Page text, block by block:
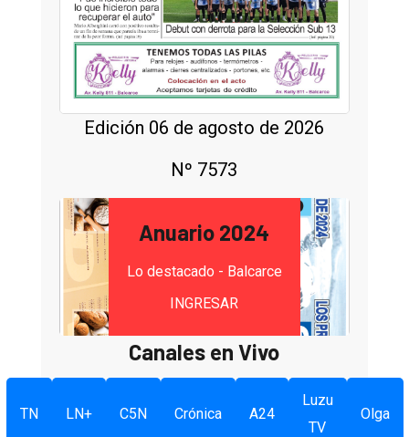
Edición 06 de agosto de 2026
Nº 7573
Anuario 2024
Lo destacado - Balcarce
INGRESAR
Canales en Vivo
TN LN+ C5N Crónica A24
Luzu
TV
Olga